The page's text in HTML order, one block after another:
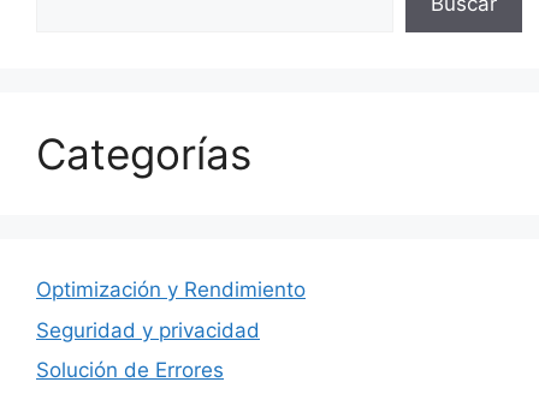
Categorías
Optimización y Rendimiento
Seguridad y privacidad
Solución de Errores